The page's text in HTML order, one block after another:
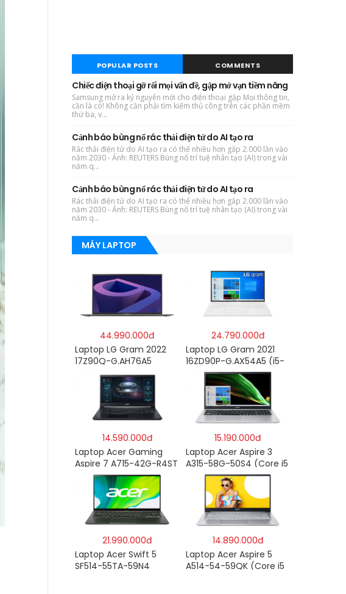
POPULAR POSTS COMMENTS
Chiếc điện thoại gỡ rối mọi vấn đề, gập mở vạn tiềm năng
Samsung mở ra kỷ nguyên mới cho điện thoại gập Mọi thông tin,
cần là có! Không cần phải tìm kiếm thủ công trên các phần mềm
thứ ba, v...
Cảnh báo bùng nổ rác thải điện tử do AI tạo ra
Rác thải điện tử do AI tạo ra có thể nhiều hơn gấp 2.000 lần vào
năm 2030 - Ảnh: REUTERS Bùng nổ trí tuệ nhân tạo (AI) trong vài
năm q...
Cảnh báo bùng nổ rác thải điện tử do AI tạo ra
Rác thải điện tử do AI tạo ra có thể nhiều hơn gấp 2.000 lần vào
năm 2030 - Ảnh: REUTERS Bùng nổ trí tuệ nhân tạo (AI) trong vài
năm q...
MÁY LAPTOP
44.990.000đ
Laptop LG Gram 2022
17Z90Q-G.AH76A5
(Core-i7
1260P/16GB/512GB/17″
WQXGA/Win 11/Xám)
24.790.000đ
Laptop LG Gram 2021
16ZD90P-G.AX54A5 (i5-
1135G7/8GB RAM/512GB
SSD/16″WQXGA/Dos/Trắ
14.590.000đ
Laptop Acer Gaming
Aspire 7 A715-42G-R4ST
NH.QAYSV.004 (R5
5500U/8GB RAM/256GB
SSD/15.6″FHD
IPS/GTX1650 4GB/Win10)
– Hàng chính hãng
15.190.000đ
Laptop Acer Aspire 3
A315-58G-50S4 (Core i5
1135G7/8GB
RAM/512GB/15.6″FHD/MX
350 2GB/Win 10/Bạc)
21.990.000đ
Laptop Acer Swift 5
SF514-55TA-59N4
14.890.000đ
Laptop Acer Aspire 5
A514-54-59QK (Core i5